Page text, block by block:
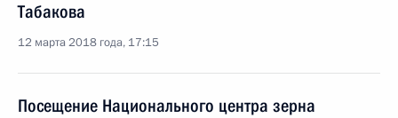
Табакова
12 марта 2018 года, 17:15
Посещение Национального центра зерна